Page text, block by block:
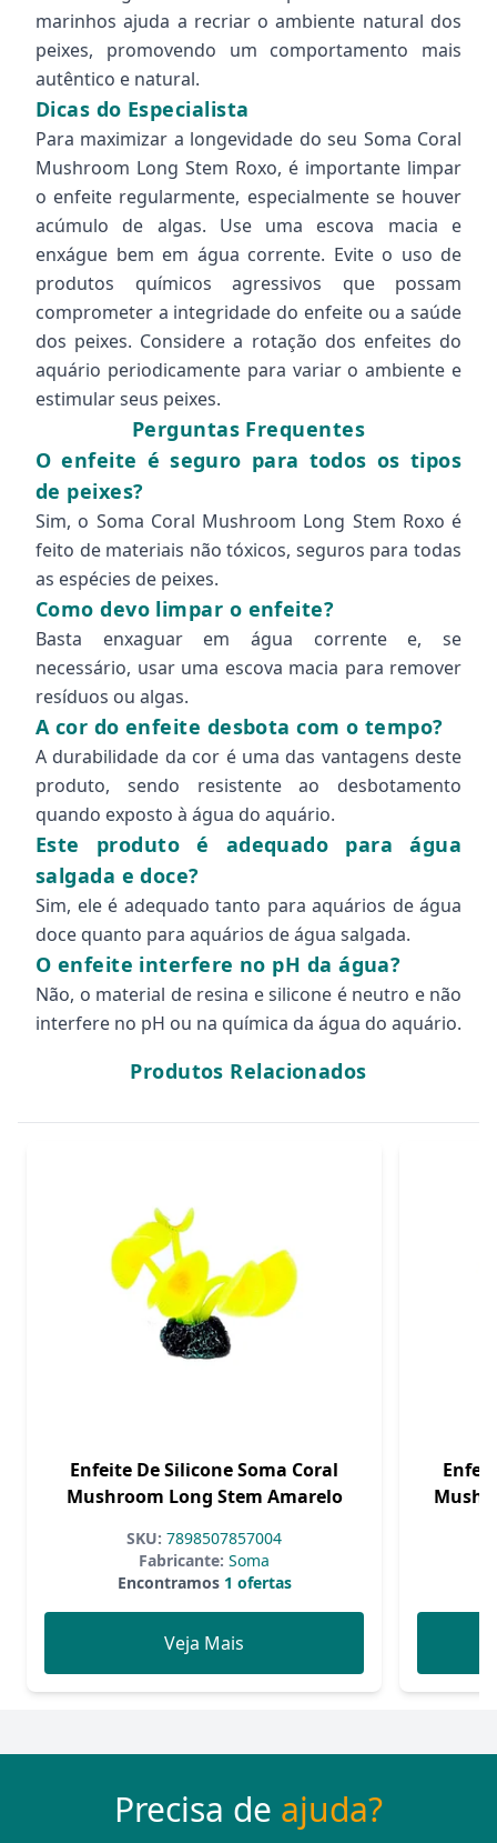
marinhos ajuda a recriar o ambiente natural dos
peixes, promovendo um comportamento mais
autêntico e natural.
Dicas do Especialista
Para maximizar a longevidade do seu Soma Coral
Mushroom Long Stem Roxo, é importante limpar
o enfeite regularmente, especialmente se houver
acúmulo de algas. Use uma escova macia e
enxágue bem em água corrente. Evite o uso de
produtos químicos agressivos que possam
comprometer a integridade do enfeite ou a saúde
dos peixes. Considere a rotação dos enfeites do
aquário periodicamente para variar o ambiente e
estimular seus peixes.
Perguntas Frequentes
O enfeite é seguro para todos os tipos
de peixes?
Sim, o Soma Coral Mushroom Long Stem Roxo é
feito de materiais não tóxicos, seguros para todas
as espécies de peixes.
Como devo limpar o enfeite?
Basta enxaguar em água corrente e, se
necessário, usar uma escova macia para remover
resíduos ou algas.
A cor do enfeite desbota com o tempo?
A durabilidade da cor é uma das vantagens deste
produto, sendo resistente ao desbotamento
quando exposto à água do aquário.
Este produto é adequado para água
salgada e doce?
Sim, ele é adequado tanto para aquários de água
doce quanto para aquários de água salgada.
O enfeite interfere no pH da água?
Não, o material de resina e silicone é neutro e não
interfere no pH ou na química da água do aquário.
Produtos Relacionados
Enfeite De Silicone Soma Coral
Mushroom Long Stem Amarelo
SKU: 7898507857004
Fabricante: Soma
Encontramos1 ofertas
Veja Mais
Precisa de ajuda?